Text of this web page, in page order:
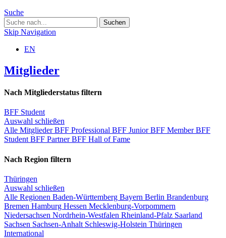
Suche
Skip Navigation
EN
Mitglieder
Nach Mitgliederstatus filtern
BFF Student
Auswahl schließen
Alle MitgliederBFF Professional BFF JuniorBFF MemberBFF
Student BFF PartnerBFF Hall of Fame
Nach Region filtern
Thüringen
Auswahl schließen
Alle Regionen Baden-Württemberg Bayern Berlin Brandenburg
Bremen Hamburg Hessen Mecklenburg-Vorpommern
Niedersachsen Nordrhein-Westfalen Rheinland-Pfalz Saarland
Sachsen Sachsen-Anhalt Schleswig-Holstein Thüringen
International